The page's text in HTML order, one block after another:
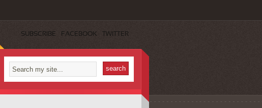
SUBSCRIBE FACEBOOK TWITTER